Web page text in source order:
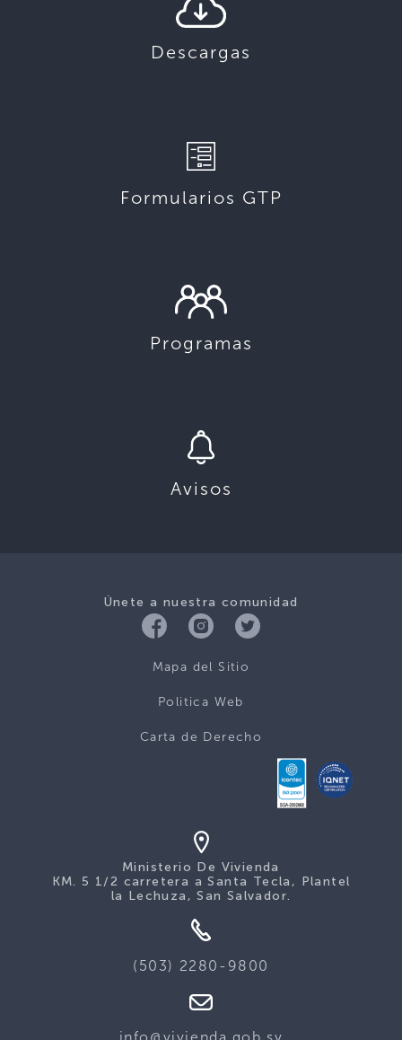
Descargas
Formularios GTP
Programas
Avisos
Únete a nuestra comunidad
Mapa del Sitio
Politica Web
Carta de Derecho
Ministerio De Vivienda
KM. 5 1/2 carretera a Santa Tecla, Plantel
la Lechuza, San Salvador.
(503) 2280-9800
info@vivienda.gob.sv